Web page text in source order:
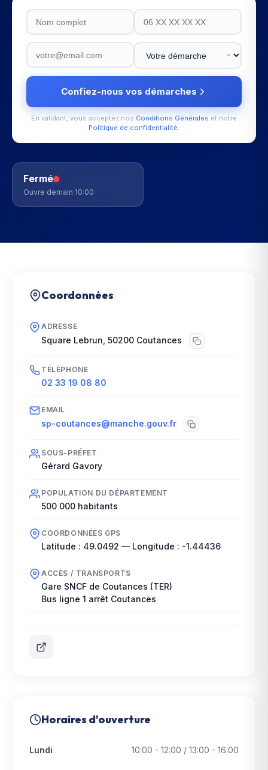
Confiez-nous vos démarches
En validant, vous acceptez nos Conditions Générales et notre
Politique de confidentialité.
Fermé
Ouvre demain 10:00
Coordonnées
ADRESSE
Square Lebrun 50200 Coutances
TÉLÉPHONE
02 33 19 08 80
EMAIL
sp-coutances@manche.gouv.fr
SOUS-PRÉFET
Gérard Gavory
POPULATION DU DÉPARTEMENT
500 000 habitants
COORDONNÉES GPS
Latitude : 49.0492 — Longitude : -1.44436
ACCÈS / TRANSPORTS
Gare SNCF de Coutances (TER)
Bus ligne 1 arrêt Coutances
Horaires d'ouverture
Lundi 10:00 - 12:00 / 13:00 - 16:00